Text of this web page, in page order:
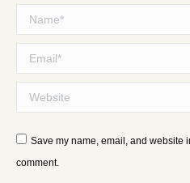
Name *
Email *
Website
Save my name, email, and website
comment.